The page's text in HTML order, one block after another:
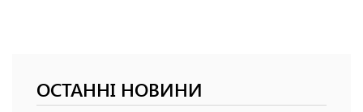
ОСТАННІ НОВИНИ